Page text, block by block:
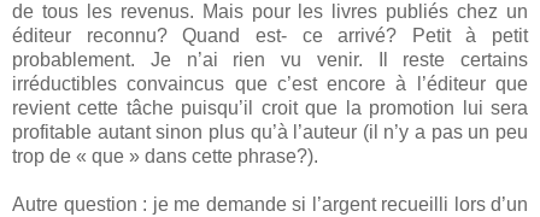
de tous les revenus. Mais pour les livres publiés chez un
éditeur reconnu? Quand est- ce arrivé? Petit à petit
probablement. Je n’ai rien vu venir. Il reste certains
irréductibles convaincus que c’est encore à l’éditeur que
revient cette tâche puisqu’il croit que la promotion lui sera
profitable autant sinon plus qu’à l’auteur (il n’y a pas un peu
trop de « que » dans cette phrase?).
Autre question : je me demande si l’argent recueilli lors d’un